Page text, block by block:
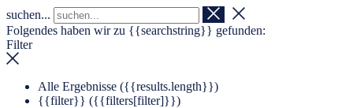
Navigation überspringen
Zum Footer springen
suchen...
Folgendes haben wir zu {{searchstring}} gefunden:
Filter
Alle Ergebnisse ({{results.length}})
{{filter}} ({{filters[filter]}})